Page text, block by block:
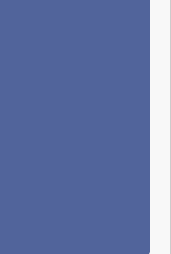
ont
le
chutes
à la
faisant